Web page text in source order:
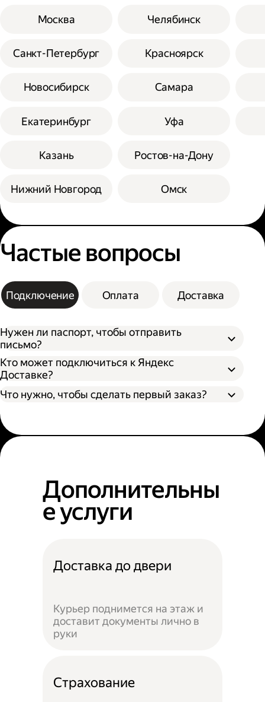
Москва
Санкт-Петербург
Новосибирск
Екатеринбург
Казань
Нижний Новгород
Челябинск
Красноярск
Самара
Уфа
Ростов-на-Дону
Омск
Частые вопросы
Подключение Оплата Доставка
Нужен ли паспорт, чтобы отправить
письмо?
Кто может подключиться к Яндекс
Доставке?
Что нужно, чтобы сделать первый заказ?
Дополнительны
е услуги
Доставка до двери
Курьер поднимется на этаж и
доставит документы лично в
руки
Страхование